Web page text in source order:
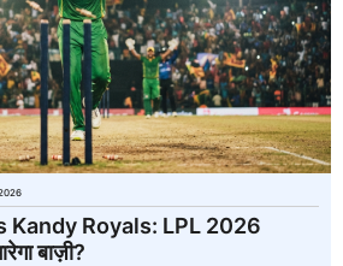
Kandy Royals: LPL 2026
बाज़ी?